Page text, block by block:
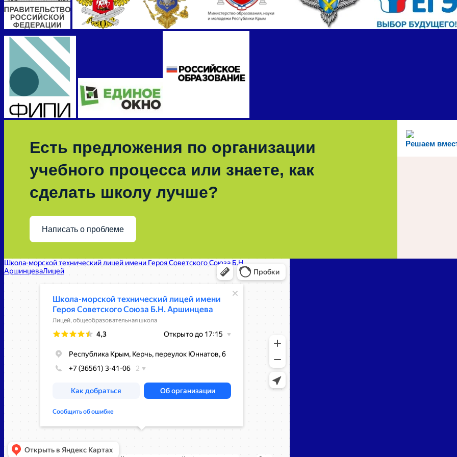
Решаем
Есть предложения по организации
учебного процесса или знаете, как
сделать школу лучше?
Написать о проблеме